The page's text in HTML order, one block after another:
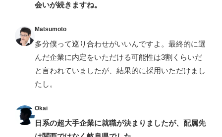
会いが続きますね。
Matsumoto
多分僕って巡り合わせがいいんですよ。最終的に選
んだ企業に内定をいただける可能性は3割くらいだ
と言われていましたが、結果的に採用いただけまし
たし。
Okai
日系の超大手企業に就職が決まりましたが、配属先